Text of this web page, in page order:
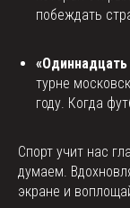
побеждать
турне
году. Когда
Спорт учит нас
думаем.
экране и